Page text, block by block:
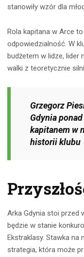
stanowiły wzór dla
Rola kapitana w Arce
odpowiedzialność. W
budżetem w lidze, lider
walki z teoretycznie
Grzegorz
Gdynia
kapitanem w
historii klubu
Arka Gdynia stoi przed
będzie w stanie
Ekstraklasy. Stawka na
strategia, która może